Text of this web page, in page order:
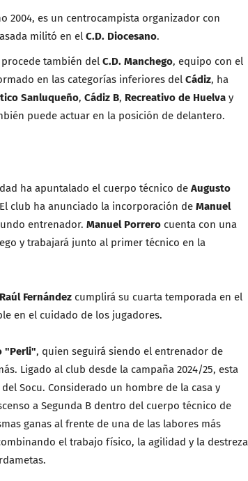
2004, es un centrocampista organizador con
militó en el C.D. Diocesano.
también del C.D. Manchego, equipo con el
en las categorías inferiores del Cádiz, ha
Sanluqueño, Cádiz B, Recreativo de Huelva y
puede actuar en la posición de delantero.
ha apuntalado el cuerpo técnico de Augusto
club ha anunciado la incorporación de Manuel
entrenador. Manuel Porrero cuenta con una
y trabajará junto al primer técnico en la
Raúl Fernández cumplirá su cuarta temporada en el
en el cuidado de los jugadores.
"Perli", quien seguirá siendo el entrenador de
Ligado al club desde la campaña 2024/25, esta
Socu. Considerado un hombre de la casa y
a Segunda B dentro del cuerpo técnico de
ganas al frente de una de las labores más
el trabajo físico, la agilidad y la destreza